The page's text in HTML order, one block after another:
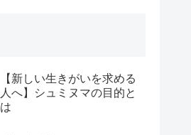
【新しい生きがいを求める
人へ】シュミヌマの目的と
は